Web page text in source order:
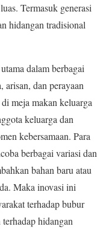
Termasuk generasi
hidangan tradisional
dalam berbagai
arisan, dan perayaan
meja makan keluarga
keluarga dan
kebersamaan. Para
berbagai variasi dan
bahan baru atau
Maka inovasi ini
terhadap bubur
hidangan